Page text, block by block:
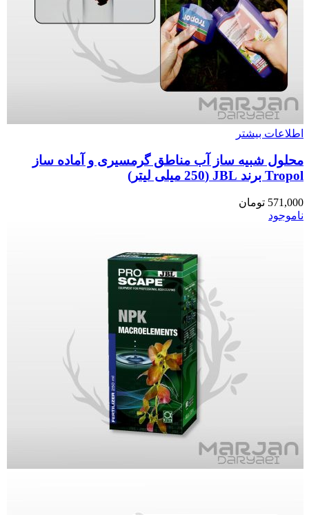
اطلاعات بیشتر
محلول شبیه ساز آب مناطق گرمسیری و آماده ساز
Tropol برند JBL (250 میلی لیتر)
571,000 تومان
ناموجود